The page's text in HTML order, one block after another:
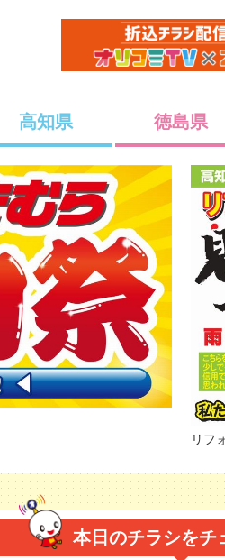
高知県 徳島県
リフ
本日のチラシをチ